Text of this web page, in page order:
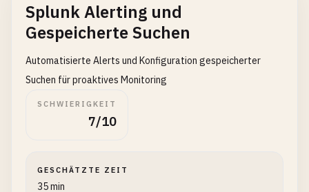
Splunk Alerting und
Gespeicherte Suchen
Automatisierte Alerts und Konfiguration gespeicherter
Suchen für proaktives Monitoring
SCHWIERIGKEIT
7/10
GESCHÄTZTE ZEIT
35 min